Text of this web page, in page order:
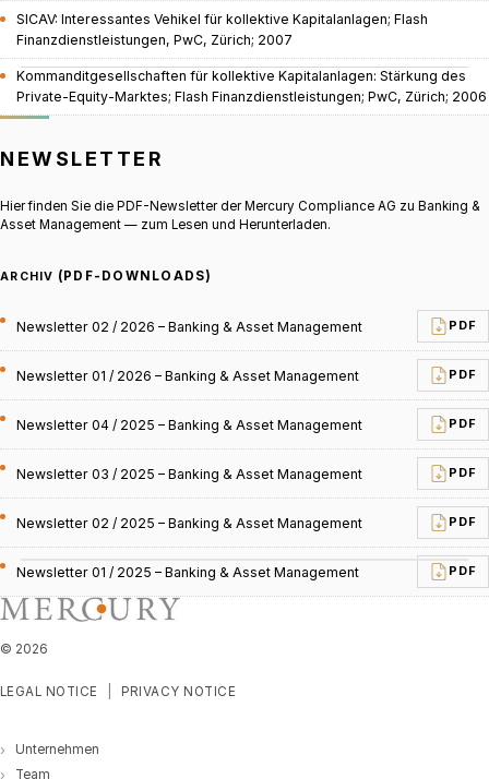
SICAV: Interessantes Vehikel für kollektive Kapitalanlagen; Flash
Finanzdienstleistungen, PwC, Zürich; 2007
Kommanditgesellschaften für kollektive Kapitalanlagen: Stärkung des
Private-Equity-Marktes; Flash Finanzdienstleistungen; PwC, Zürich; 2006
NEWSLETTER
Hier finden Sie die PDF-Newsletter der Mercury Compliance AG zu Banking &
Asset Management — zum Lesen und Herunterladen.
ARCHIV (PDF-DOWNLOADS)
Newsletter 02 / 2026 – Banking & Asset Management PDF
Newsletter 01 / 2026 – Banking & Asset Management PDF
Newsletter 04 / 2025 – Banking & Asset Management PDF
Newsletter 03 / 2025 – Banking & Asset Management PDF
Newsletter 02 / 2025 – Banking & Asset Management PDF
Newsletter 01 / 2025 – Banking & Asset Management PDF
© 2026
LEGAL NOTICE PRIVACY NOTICE
Unternehmen
Team